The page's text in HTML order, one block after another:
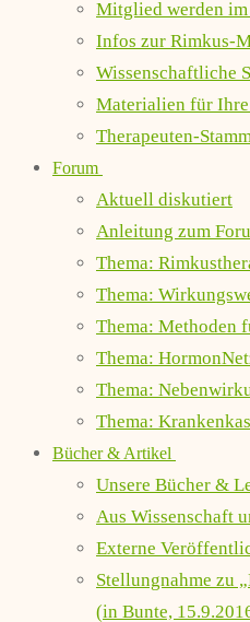
Mitglied werden
Infos zur Rimkus-
Wissenschaftliche
Materialien für
Therapeuten-
Forum
Aktuell diskutiert
Anleitung zum
Thema:
Thema:
Thema: Methoden
Thema:
Thema:
Thema:
Bücher & Artikel
Unsere Bücher &
Aus Wissenschaft
Externe
Stellungnahme zu
(in Bunte,